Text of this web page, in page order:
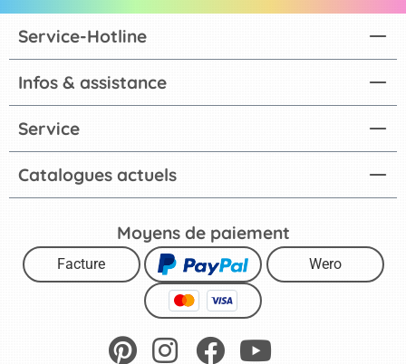
Catalogues actuels
Service-Hotline
Infos & assistance
Service
Moyens de paiement
Facture Wero